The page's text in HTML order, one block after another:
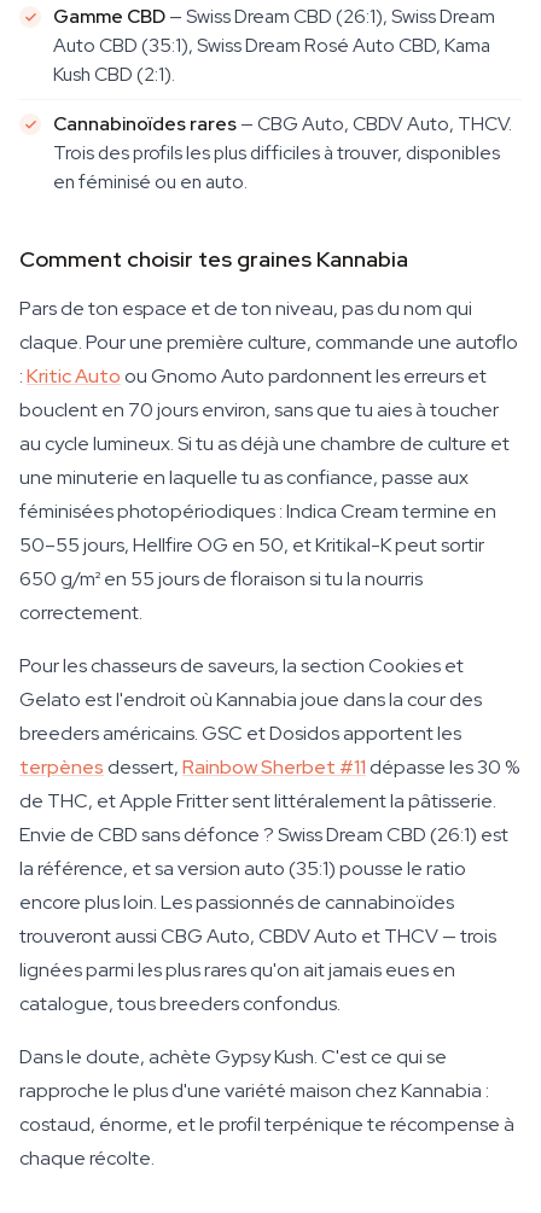
Gamme CBD— Swiss Dream CBD (26:1), Swiss Dream
Auto CBD (35:1), Swiss Dream Rosé Auto CBD, Kama
Kush CBD (2:1).
Cannabinoïdes rares— CBG Auto, CBDV Auto, THCV.
Trois des profils les plus difficiles à trouver, disponibles
en féminisé ou en auto.
Comment choisir tes graines Kannabia
Pars de ton espace et de ton niveau, pas du nom qui
claque. Pour une première culture, commande une autoflo
:Kritic Auto ou Gnomo Auto pardonnent les erreurs et
bouclent en 70 jours environ, sans que tu aies à toucher
au cycle lumineux. Si tu as déjà une chambre de culture et
une minuterie en laquelle tu as confiance, passe aux
féminisées photopériodiques : Indica Cream termine en
50–55 jours, Hellfire OG en 50, et Kritikal-K peut sortir
650 g/m² en 55 jours de floraison si tu la nourris
correctement.
Pour les chasseurs de saveurs, la section Cookies et
Gelato est l'endroit où Kannabia joue dans la cour des
breeders américains. GSC et Dosidos apportent les
terpènes dessert,Rainbow Sherbet #11 dépasse les 30 %
de THC, et Apple Fritter sent littéralement la pâtisserie.
Envie de CBD sans défonce ? Swiss Dream CBD (26:1) est
la référence, et sa version auto (35:1) pousse le ratio
encore plus loin. Les passionnés de cannabinoïdes
trouveront aussi CBG Auto, CBDV Auto et THCV — trois
lignées parmi les plus rares qu'on ait jamais eues en
catalogue, tous breeders confondus.
Dans le doute, achète Gypsy Kush. C'est ce qui se
rapproche le plus d'une variété maison chez Kannabia :
costaud, énorme, et le profil terpénique te récompense à
chaque récolte.